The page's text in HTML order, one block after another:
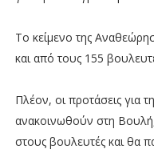
Το κείμενο της
και από τους 155
Πλέον, οι προτάσεις για
ανακοινωθούν στη
στους βουλευτές και θα